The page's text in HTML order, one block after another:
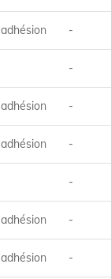
adhésion -
-
adhésion -
adhésion -
-
adhésion -
adhésion -